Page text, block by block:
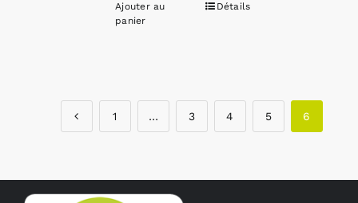
Ajouter au
panier
Détails
1 … 3 4 5 6